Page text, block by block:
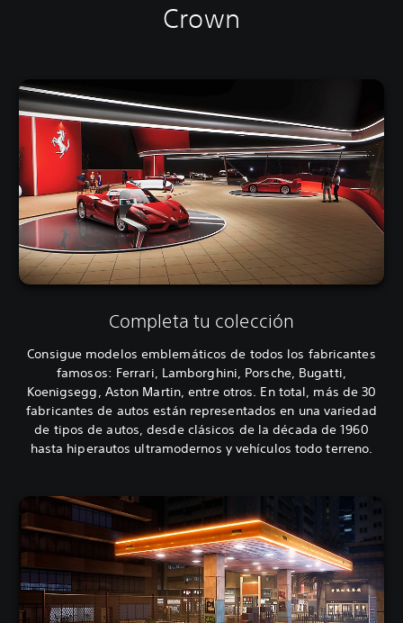
Crown
Completa tu colección
Consigue modelos emblemáticos de todos los fabricantes
famosos: Ferrari, Lamborghini, Porsche, Bugatti,
Koenigsegg, Aston Martin, entre otros. En total, más de 30
fabricantes de autos están representados en una variedad
de tipos de autos, desde clásicos de la década de 1960
hasta hiperautos ultramodernos y vehículos todo terreno.